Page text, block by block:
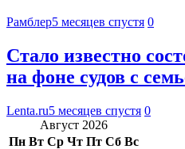
Рамблер5 месяцев спустя 0
Стало известно
на фоне судов с
Lenta.ru5 месяцев спустя 0
Август 2026
Пн Вт Ср Чт Пт Сб Вс